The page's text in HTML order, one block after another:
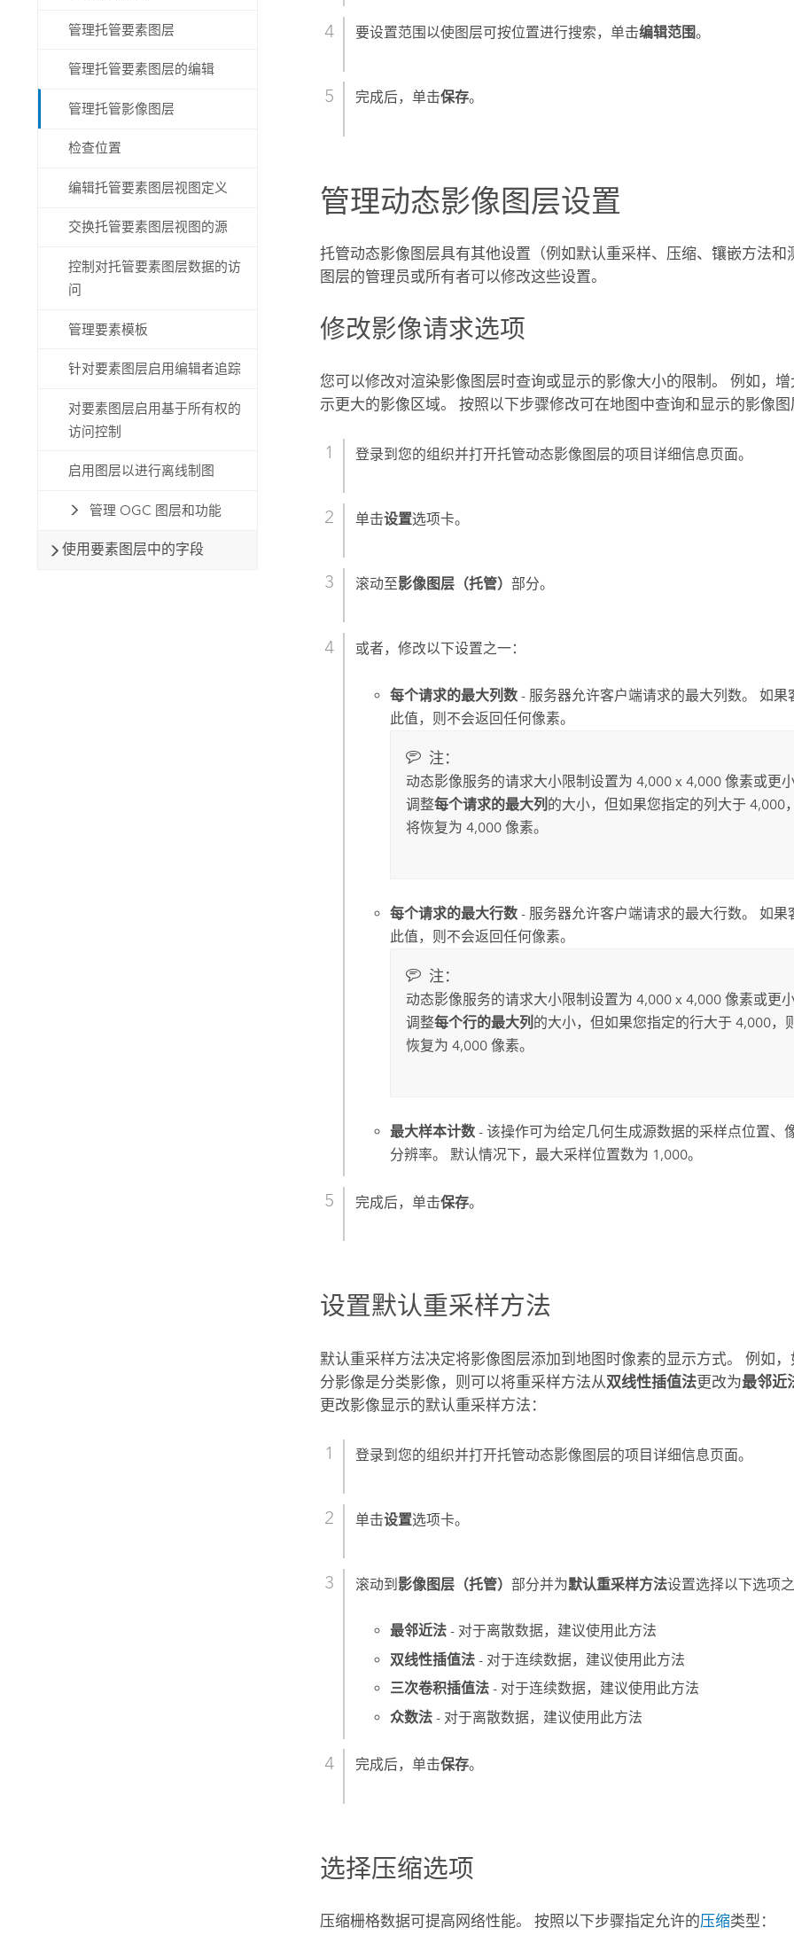
管理托管要素图层
管理托管要素图层的编辑
管理托管影像图层
检查位置
编辑托管要素图层视图定义
交换托管要素图层视图的源
控制对托管要素图层数据的访
问
管理要素模板
针对要素图层启用编辑者追踪
对要素图层启用基于所有权的
访问控制
启用图层以进行离线制图
管理 OGC 图层和功能
使用要素图层中的字段
要设置范围以使图层可按位置进行搜索，单击编辑范围。
完成后，单击保存。
管理动态影像图层设置
托管动态影像图层具有其他设置（例如默认重采样、压缩、镶嵌方法和
图层的管理员或所有者可以修改这些设置。
修改影像请求选项
您可以修改对渲染影像图层时查询或显示的影像大小的限制。 例如，
示更大的影像区域。 按照以下步骤修改可在地图中查询和显示的影像图
登录到您的组织并打开托管动态影像图层的项目详细信息页面。
单击设置选项卡。
滚动至影像图层（托管）部分。
或者，修改以下设置之一：
每个请求的最大列数- 服务器允许客户端请求的最大列数。 如果
此值，则不会返回任何像素。
注：
动态影像服务的请求大小限制设置为 4,000 x 4,000 像素或更
调整每个请求的最大列 的大小，但如果您指定的列大于 4,000
将恢复为 4,000 像素。
每个请求的最大行数- 服务器允许客户端请求的最大行数。 如果
此值，则不会返回任何像素。
注：
动态影像服务的请求大小限制设置为 4,000 x 4,000 像素或更
调整每个行的最大列 的大小，但如果您指定的行大于 4,000，
恢复为 4,000 像素。
最大样本计数- 该操作可为给定几何生成源数据的采样点位置、
分辨率。 默认情况下，最大采样位置数为 1,000。
完成后，单击保存。
设置默认重采样方法
默认重采样方法决定将影像图层添加到地图时像素的显示方式。 例如
分影像是分类影像，则可以将重采样方法从双线性插值法更改为最邻近
更改影像显示的默认重采样方法：
登录到您的组织并打开托管动态影像图层的项目详细信息页面。
单击设置选项卡。
滚动到 影像图层（托管）部分并为默认重采样方法设置选择以下选项之
最邻近法- 对于离散数据，建议使用此方法
双线性插值法- 对于连续数据，建议使用此方法
三次卷积插值法- 对于连续数据，建议使用此方法
众数法- 对于离散数据，建议使用此方法
完成后，单击保存。
选择压缩选项
压缩栅格数据可提高网络性能。 按照以下步骤指定允许的压缩类型：